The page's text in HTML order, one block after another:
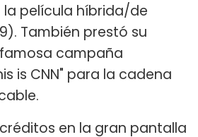
la película híbrida/de
También prestó su
campaña
is CNN" para la cadena
en la gran pantalla